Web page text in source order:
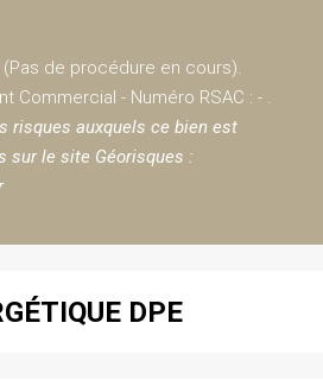
de procédure en cours).
Commercial - Numéro RSAC : - .
risques auxquels ce bien est
sur le site Géorisques :
DPE